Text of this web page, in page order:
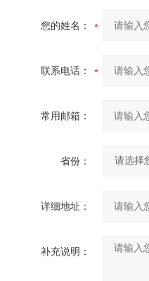
您的姓名：
联系电话：
常用邮箱：
省份：
详细地址：
补充说明：